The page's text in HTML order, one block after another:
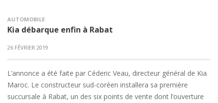
AUTOMOBILE
Kia débarque enfin à Rabat
26 FÉVRIER 2019
L’annonce a été faite par Céderic Veau, directeur général de Kia
Maroc. Le constructeur sud-coréen installera sa première
succursale à Rabat, un des six points de vente dont l’ouverture